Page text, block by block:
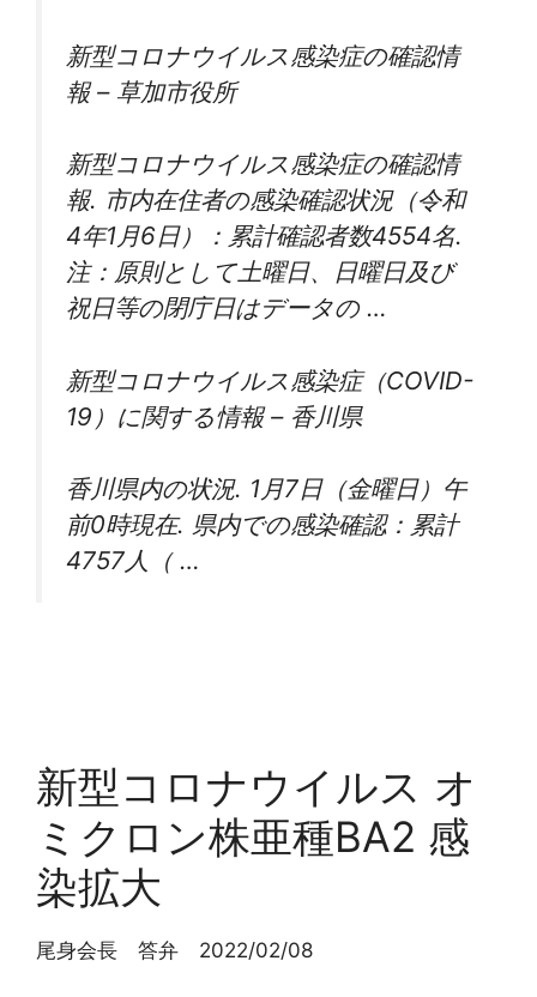
新型コロナウイルス感染症の確認情
報 – 草加市役所
新型コロナウイルス感染症の確認情
報. 市内在住者の感染確認状況（令和
4年1月6日）：累計確認者数4554名.
注：原則として土曜日、日曜日及び
祝日等の閉庁日はデータの …
新型コロナウイルス感染症（COVID-
19）に関する情報 – 香川県
香川県内の状況. 1月7日（金曜日）午
前0時現在. 県内での感染確認：累計
4757人（ …
新型コロナウイルス オ
ミクロン株亜種BA2 感
染拡大
尾身会長 答弁 2022/02/08